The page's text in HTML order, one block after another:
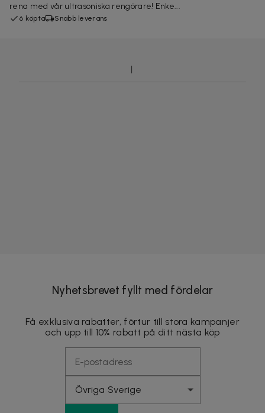
rena med vår ultrasoniska rengörare! Enke...
6 köpta Snabb leverans
Nyhetsbrevet fyllt med fördelar
Få exklusiva rabatter, förtur till stora kampanjer
och upp till 10% rabatt på ditt nästa köp